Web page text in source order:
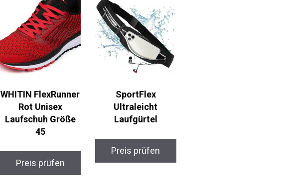
WHITIN FlexRunner
Rot Unisex
Laufschuh Größe
45
Preis prüfen
SportFlex
Ultraleicht
Laufgürtel
Preis prüfen